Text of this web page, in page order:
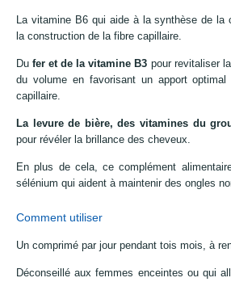
La vitamine B6 qui aide à la synthèse de la
la construction de la fibre capillaire.
Dufer et de la vitamine B3 pour revitaliser
du volume en favorisant un apport
capillaire.
La levure de bière, des vitamines du
pour révéler la brillance des cheveux.
En plus de cela, ce complément
sélénium qui aident à maintenir des ongles
Comment utiliser
Un comprimé par jour pendant tois mois, à
Déconseillé aux femmes enceintes ou qui